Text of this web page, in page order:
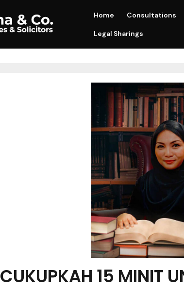
Home Consultations
Legal Sharings
CUKUPKAH 15 MINIT